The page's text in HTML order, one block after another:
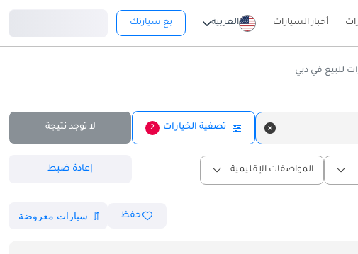
أخبار السيارات العربية بع سيارتك
للبيع في دبي
تصفية الخيارات 2 لا توجد نتيجة
المواصفات الإقليمية إعادة ضبط
حفظ